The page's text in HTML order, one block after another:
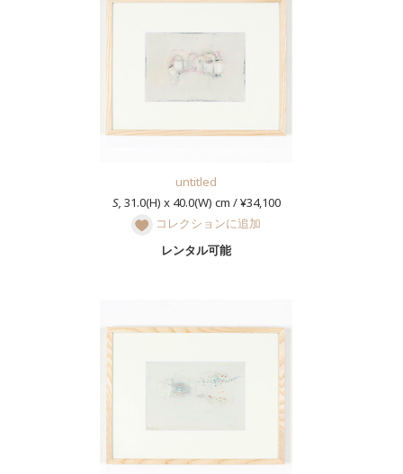
untitled
S, 31.0(H) x 40.0(W) cm / ¥34,100
コレクションに追加
レンタル可能